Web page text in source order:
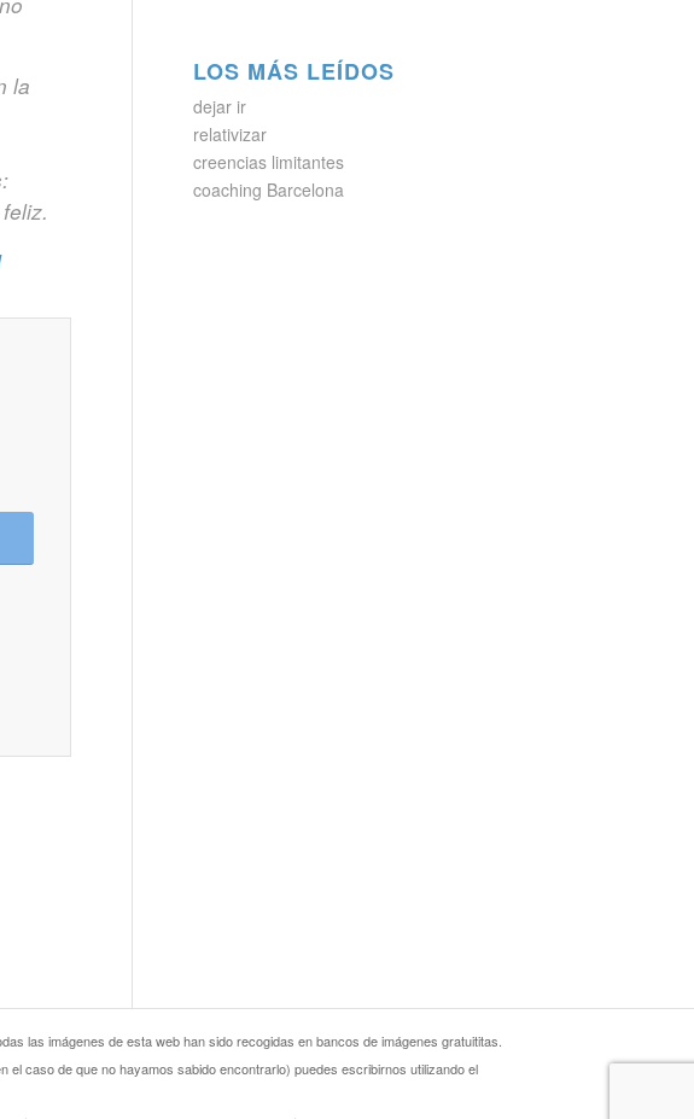
la
LOS MÁS LEÍDOS
dejar ir
relativizar
creencias limitantes
coaching Barcelona
las imágenes de esta web han sido recogidas en bancos de imágenes gratuititas.
caso de que no hayamos sabido encontrarlo) puedes escribirnos utilizando el